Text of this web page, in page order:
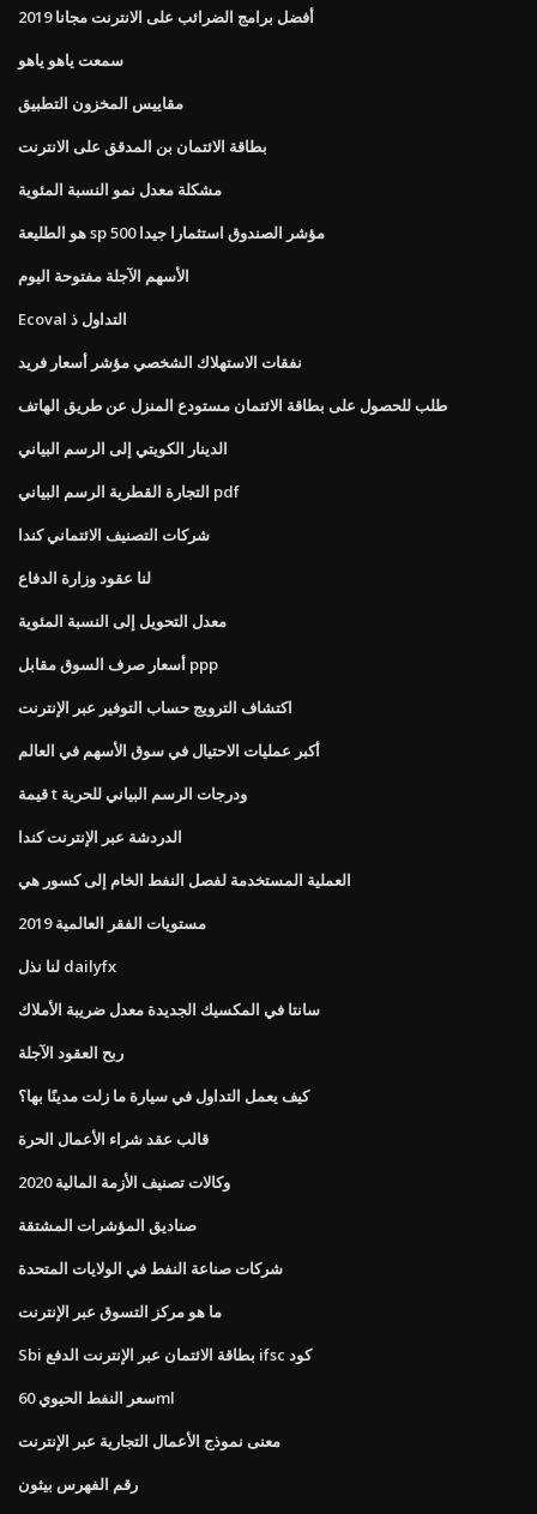
أفضل برامج الضرائب على الانترنت مجانا 2019
سمعت ياهو ياهو
مقاييس المخزون التطبيق
بطاقة الائتمان بن المدقق على الانترنت
مشكلة معدل نمو النسبة المئوية
هو الطليعة sp 500 مؤشر الصندوق استثمارا جيدا
الأسهم الآجلة مفتوحة اليوم
Ecoval التداول ذ
نفقات الاستهلاك الشخصي مؤشر أسعار فريد
طلب للحصول على بطاقة الائتمان مستودع المنزل عن طريق الهاتف
الدينار الكويتي إلى الرسم البياني
التجارة القطرية الرسم البياني pdf
شركات التصنيف الائتماني كندا
لنا عقود وزارة الدفاع
معدل التحويل إلى النسبة المئوية
أسعار صرف السوق مقابل ppp
اكتشاف الترويج حساب التوفير عبر الإنترنت
أكبر عمليات الاحتيال في سوق الأسهم في العالم
قيمة t ودرجات الرسم البياني للحرية
الدردشة عبر الإنترنت كندا
العملية المستخدمة لفصل النفط الخام إلى كسور هي
مستويات الفقر العالمية 2019
لنا نذل dailyfx
سانتا في المكسيك الجديدة معدل ضريبة الأملاك
ربح العقود الآجلة
كيف يعمل التداول في سيارة ما زلت مدينًا بها؟
قالب عقد شراء الأعمال الحرة
وكالات تصنيف الأزمة المالية 2020
صناديق المؤشرات المشتقة
شركات صناعة النفط في الولايات المتحدة
ما هو مركز التسوق عبر الإنترنت
Sbi بطاقة الائتمان عبر الإنترنت الدفع ifsc كود
سعر النفط الحيوي 60ml
معنى نموذج الأعمال التجارية عبر الإنترنت
رقم الفهرس بيثون